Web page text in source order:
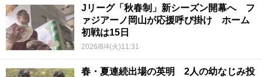
Jリーグ「秋春制」新シーズン開幕へ フ
ァジアーノ岡山が応援呼び掛け ホーム
初戦は15日
2026/8/4(火)11:31
春・夏連続出場の英明 2人の幼なじみ投